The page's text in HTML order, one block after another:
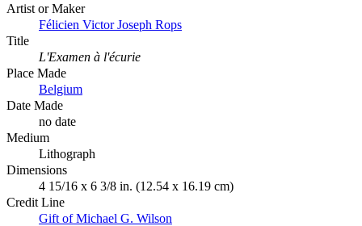
Artist or Maker
Félicien Victor Joseph Rops
Title
L'Examen à l'écurie
Place Made
Belgium
Date Made
no date
Medium
Lithograph
Dimensions
4 15/16 x 6 3/8 in. (12.54 x 16.19 cm)
Credit Line
Gift of Michael G. Wilson